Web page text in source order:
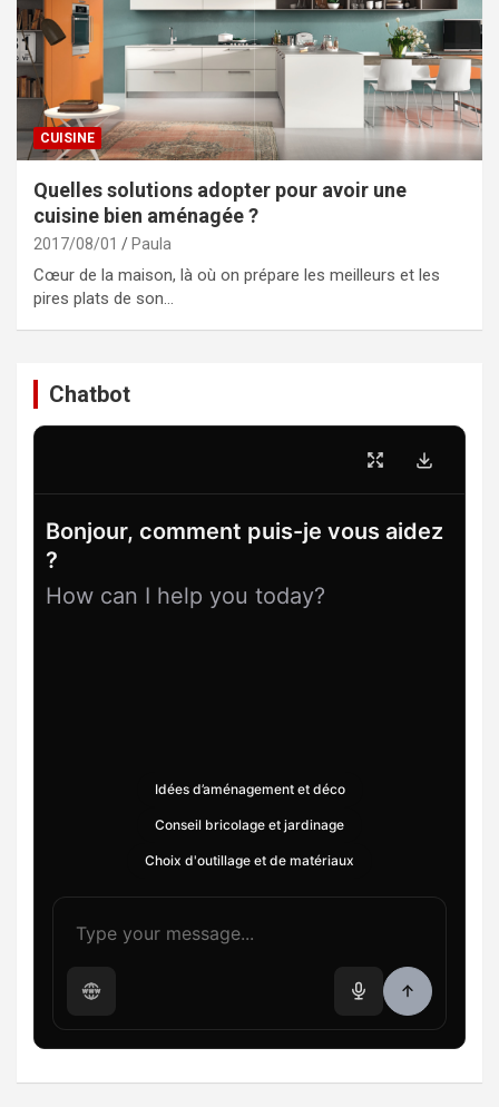
CUISINE
Quelles solutions adopter pour avoir une
cuisine bien aménagée ?
2017/08/01 Paula
Cœur de la maison, là où on prépare les meilleurs et les
pires plats de son…
Chatbot
Bonjour, comment puis-je vous aidez
?
How can I help you today?
Idées d’aménagement et déco
Conseil bricolage et jardinage
Choix d'outillage et de matériaux